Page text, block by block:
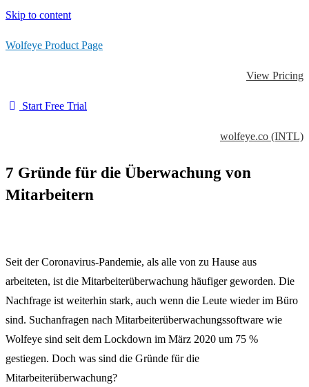
Skip to content
Wolfeye Product Page
View Pricing
Start Free Trial
wolfeye.co (INTL)
7 Gründe für die Überwachung von
Mitarbeitern
Seit der Coronavirus-Pandemie, als alle von zu Hause aus
arbeiteten, ist die Mitarbeiterüberwachung häufiger geworden. Die
Nachfrage ist weiterhin stark, auch wenn die Leute wieder im Büro
sind. Suchanfragen nach Mitarbeiterüberwachungssoftware wie
Wolfeye sind seit dem Lockdown im März 2020 um 75 %
gestiegen. Doch was sind die Gründe für die
Mitarbeiterüberwachung?